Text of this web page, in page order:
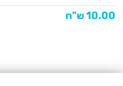
10.00 ש"ח